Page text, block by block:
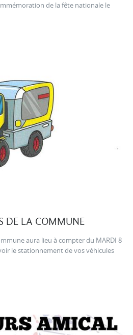
de la fête nationale le
DE LA COMMUNE
aura lieu à compter du MARDI 8
le stationnement de vos véhicules